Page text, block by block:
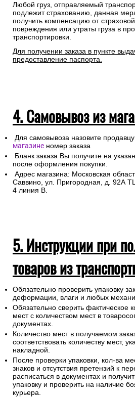
Любой груз, отправляемый
подлежит страхованию, данная
получить компенсацию от
повреждения или утраты груза в
транспортировки.
Для получении заказа в пункте
предоставление паспорта.
4. Самовывоз из
Для самовывоза назовите
магазине номер заказа
Бланк заказа Вы получите на
после оформления покупки.
Адрес магазина: Московская
Саввино, ул. Пригородная, д. 92А
4 линия В.
5. Инструкции при
товаров из
Обязательно проверить упаковку
деформации, влаги и любых
Обязательно сверить фактическое
мест с количеством мест в
документах.
Количество мест в получаемом
соответствовать количеству мест,
накладной.
После проверки упаковки, кол-ва
знаков и отсутствия претензий к
расписаться в документах и
упаковку и проверить на наличие
курьера.